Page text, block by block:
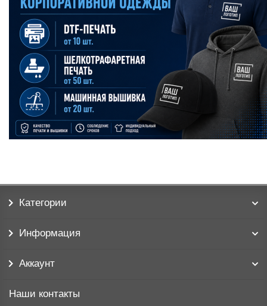
Категории
Информация
Аккаунт
Наши контакты